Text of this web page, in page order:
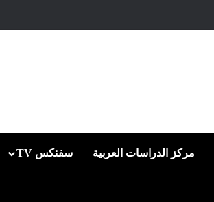
مركز الدراسات العربية سفنكس TV